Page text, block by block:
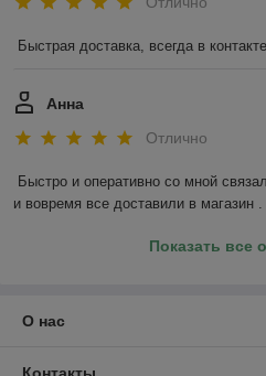
Быстрая доставка, всегда в
Анна
Отлично
Быстро и оперативно со мной
и вовремя все доставили в магазин .
Показать все
О нас